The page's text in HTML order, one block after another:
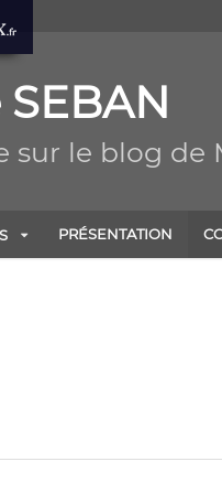
sur le blog de
PRÉSENTATION